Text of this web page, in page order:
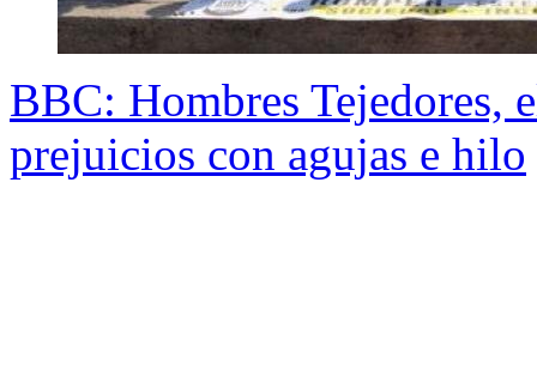
BBC: Hombres Tejedores,
prejuicios con agujas e hilo